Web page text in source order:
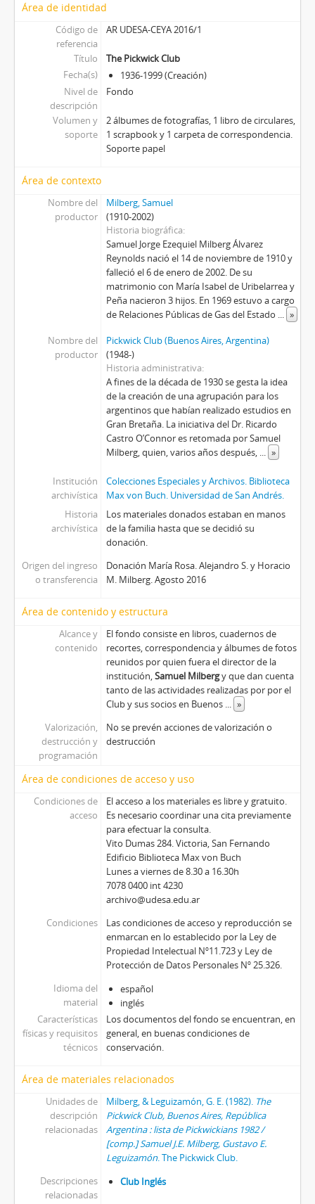
Área de identidad
Código de
referencia
AR UDESA-CEYA 2016/1
Título
The Pickwick Club
Fecha(s)
1936-1999 (Creación)
Nivel de
descripción
Fondo
Volumen y
soporte
2 álbumes de fotografías, 1 libro de circulares,
1 scrapbook y 1 carpeta de correspondencia.
Soporte papel
Área de contexto
Nombre del
productor
Milberg, Samuel
(1910-2002)
Historia biográfica
Samuel Jorge Ezequiel Milberg Álvarez
Reynolds nació el 14 de noviembre de 1910 y
falleció el 6 de enero de 2002. De su
matrimonio con María Isabel de Uribelarrea y
Peña nacieron 3 hijos. En 1969 estuvo a cargo
de Relaciones Públicas de Gas del Estado ... »
Nombre del
productor
Pickwick Club (Buenos Aires, Argentina)
(1948-)
Historia administrativa
A fines de la década de 1930 se gesta la idea
de la creación de una agrupación para los
argentinos que habían realizado estudios en
Gran Bretaña. La iniciativa del Dr. Ricardo
Castro O’Connor es retomada por Samuel
Milberg, quien, varios años después, ... »
Institución
archivística
Colecciones Especiales y Archivos. Biblioteca
Max von Buch. Universidad de San Andrés.
Historia
archivística
Los materiales donados estaban en manos
de la familia hasta que se decidió su
donación.
Origen del ingreso
o transferencia
Donación María Rosa. Alejandro S. y Horacio
M. Milberg. Agosto 2016
Área de contenido y estructura
Alcance y
contenido
El fondo consiste en libros, cuadernos de
recortes, correspondencia y álbumes de fotos
reunidos por quien fuera el director de la
institución,Samuel Milbergy que dan cuenta
tanto de las actividades realizadas por por el
Club y sus socios en Buenos ... »
Valorización,
destrucción y
programación
No se prevén acciones de valorización o
destrucción
Área de condiciones de acceso y uso
Condiciones de
acceso
El acceso a los materiales es libre y gratuito.
Es necesario coordinar una cita previamente
para efectuar la consulta.
Vito Dumas 284. Victoria, San Fernando
Edificio Biblioteca Max von Buch
Lunes a viernes de 8.30 a 16.30h
7078 0400 int 4230
archivo@udesa.edu.ar
Condiciones
Las condiciones de acceso y reproducción se
enmarcan en lo establecido por la Ley de
Propiedad Intelectual Nº11.723 y Ley de
Protección de Datos Personales Nº 25.326.
Idioma del
material
español
inglés
Características
físicas y requisitos
técnicos
Los documentos del fondo se encuentran, en
general, en buenas condiciones de
conservación.
Área de materiales relacionados
Unidades de
descripción
relacionadas
Milberg, & Leguizamón, G. E. (1982). The
Pickwick Club, Buenos Aires, República
Argentina : lista de Pickwickians 1982 /
[comp.] Samuel J.E. Milberg, Gustavo E.
Leguizamón. The Pickwick Club.
Descripciones
relacionadas
Club Inglés